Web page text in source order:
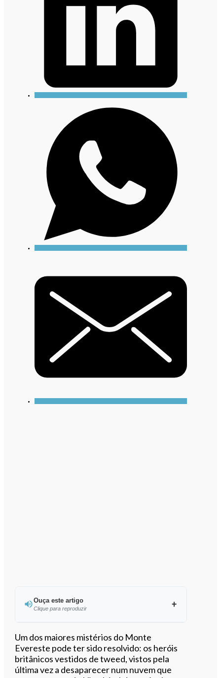
Ouça este artigo
Clique para reproduzir
Ouvir este artigo
Um dos maiores mistérios do Monte
Evereste pode ter sido resolvido: os heróis
britânicos vestidos de tweed, vistos pela
última vez a desaparecer num nuvem que